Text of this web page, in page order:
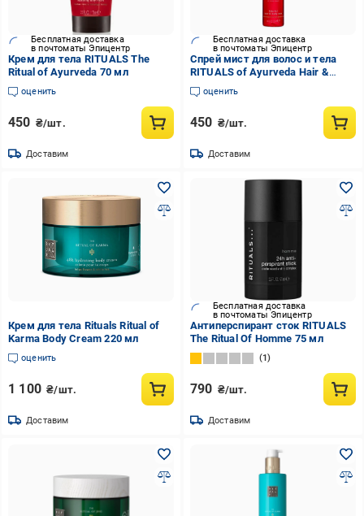
Бесплатная доставка
в почтоматы Эпицентр
Крем для тела RITUALS The
Ritual of Ayurveda 70 мл
оценить
450 ₴/шт.
Доставим
Бесплатная доставка
в почтоматы Эпицентр
Спрей мист для волос и тела
RITUALS of Ayurveda Hair &
Body Mist 20 мл
оценить
450 ₴/шт.
Доставим
Крем для тела Rituals Ritual of
Karma Body Cream 220 мл
оценить
1 100 ₴/шт.
Доставим
Бесплатная доставка
в почтоматы Эпицентр
Антиперспирант сток RITUALS
The Ritual Of Homme 75 мл
1
790 ₴/шт.
Доставим